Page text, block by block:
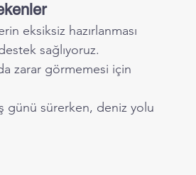
eksiksiz hazırlanması
sağlıyoruz.
zarar görmemesi için
günü sürerken, deniz yolu